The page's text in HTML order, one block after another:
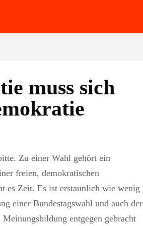
muss sich
Zu einer Wahl gehört ein
freien, demokratischen
es Zeit. Es ist erstaunlich wie wenig
einer Bundestagswahl und auch der
entgegen gebracht